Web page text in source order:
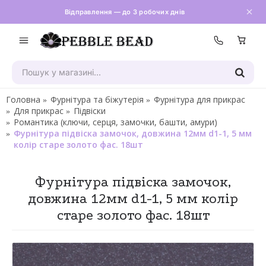
Відправлення — до 3 робочих днів
Головна Фурнітура та біжутерія
Фурнітура для прикрас
Для прикрас
Підвіски
Романтика (ключи, серця, замочки, башти, амури)
Фурнітура підвіска замочок, довжина 12мм d1-1, 5 мм
колір старе золото фас. 18шт
Фурнітура підвіска замочок,
довжина 12мм d1-1, 5 мм колір
старе золото фас. 18шт